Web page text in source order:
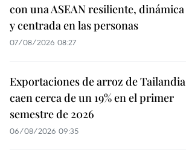
con una ASEAN resiliente, dinámica
y centrada en las personas
07/08/2026 08:27
Exportaciones de arroz de Tailandia
caen cerca de un 19% en el primer
semestre de 2026
06/08/2026 09:35